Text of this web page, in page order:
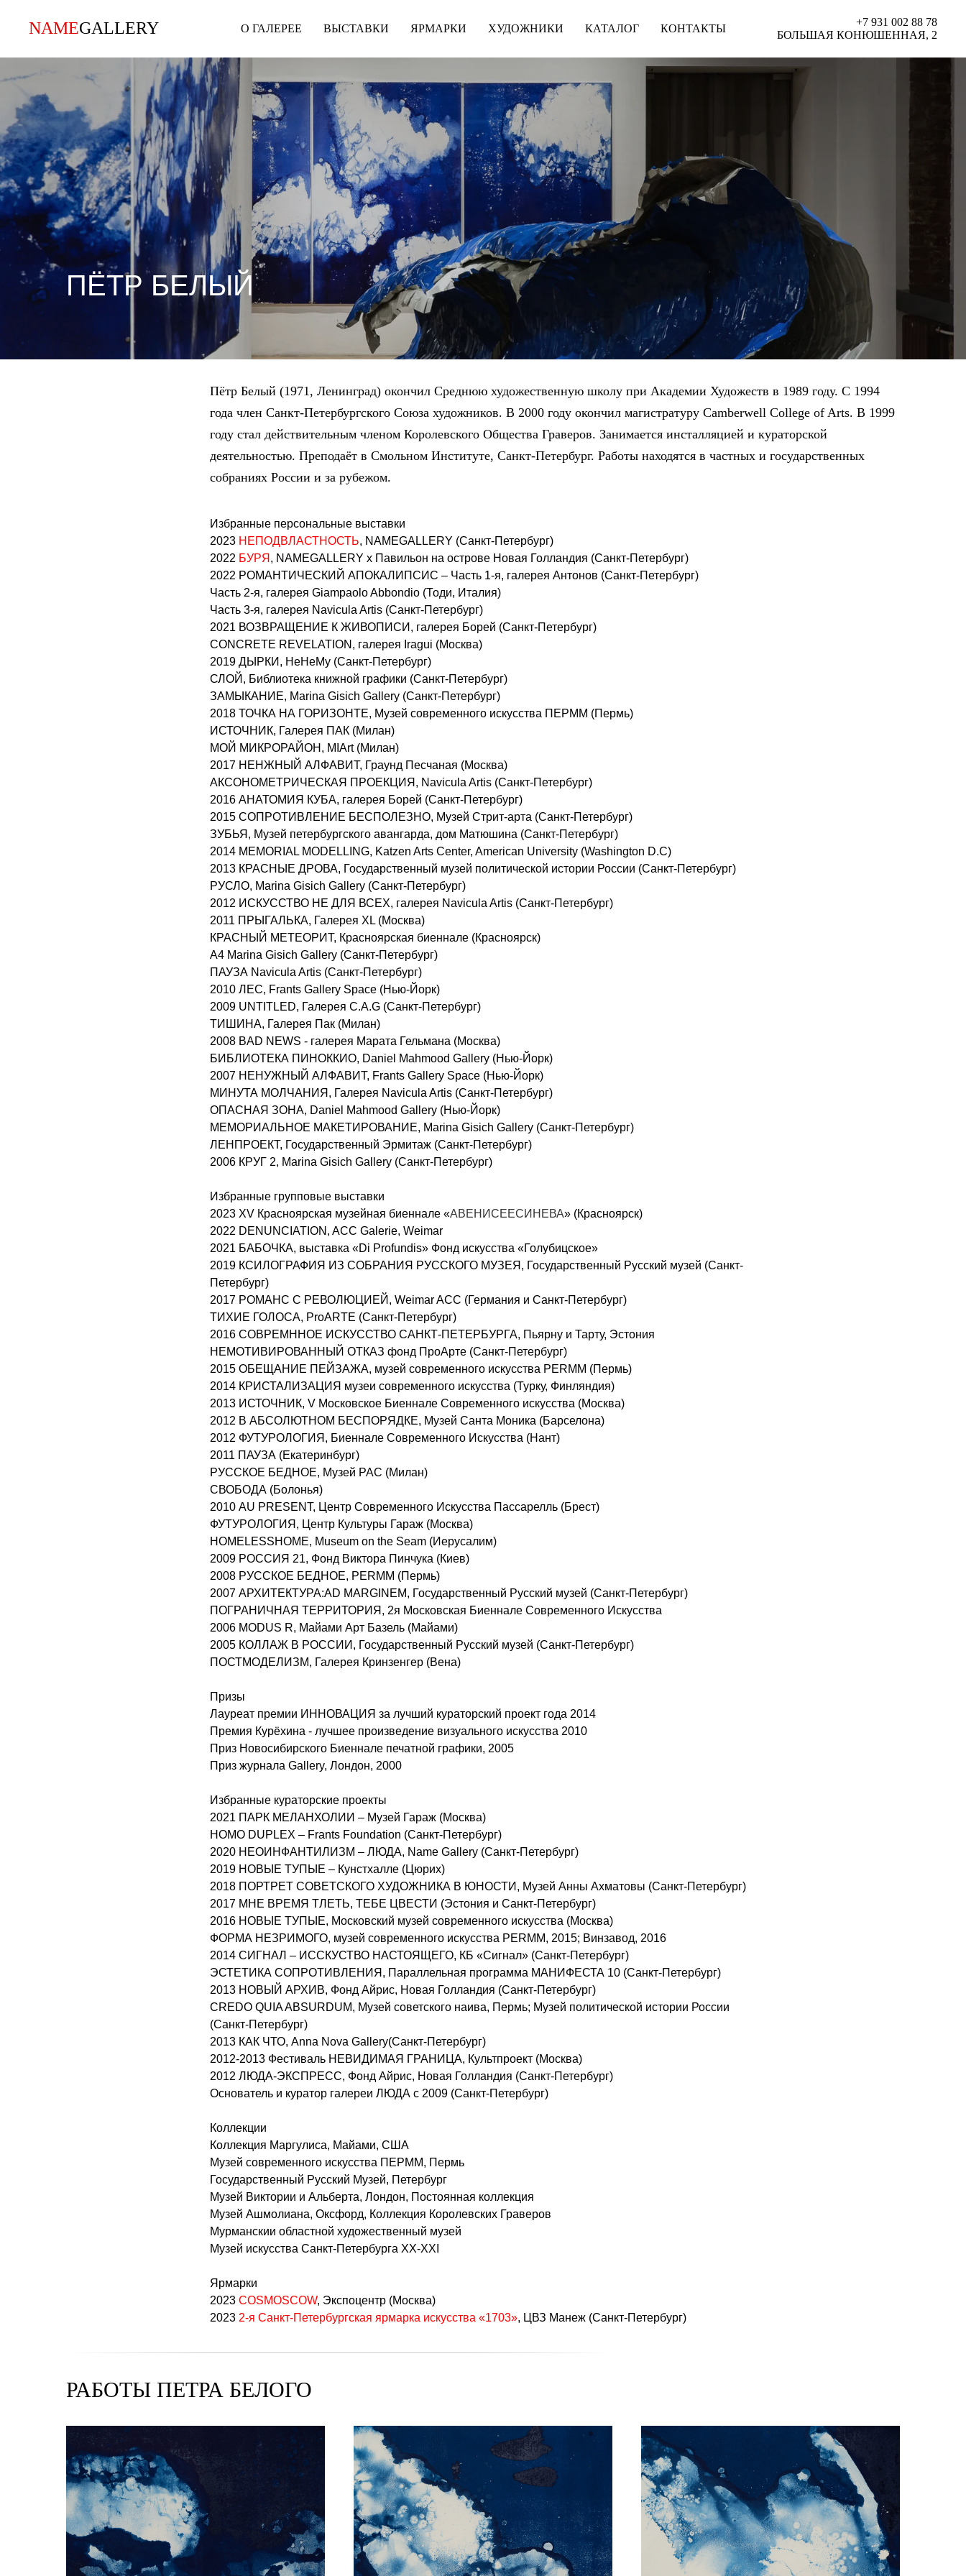
NAMEGALLERY О ГАЛЕРЕЕ ВЫСТАВКИ ЯРМАРКИ ХУДОЖНИКИ КАТАЛОГ КОНТАКТЫ
+7 931 002 88 78
БОЛЬШАЯ КОНЮШЕННАЯ, 2
NAMEGALLERY
ПЁТР БЕЛЫЙ
Пётр Белый (1971, Ленинград) окончил Среднюю художественную школу при Академии Художеств в 1989 году. С 1994
года член Санкт-Петербургского Союза художников. В 2000 году окончил магистратуру Camberwell College of Arts. В 1999
году стал действительным членом Королевского Общества Граверов. Занимается инсталляцией и кураторской
деятельностью. Преподаёт в Смольном Институте, Санкт-Петербург. Работы находятся в частных и государственных
собраниях России и за рубежом.
Избранные персональные выставки
2023 НЕПОДВЛАСТНОСТЬ, NAMEGALLERY (Санкт-Петербург)
2022 БУРЯ , NAMEGALLERY x Павильон на острове Новая Голландия (Санкт-Петербург)
2022 РОМАНТИЧЕСКИЙ АПОКАЛИПСИС – Часть 1-я, галерея Антонов (Санкт-Петербург)
Часть 2-я, галерея Giampaolo Abbondio (Тоди, Италия)
Часть 3-я, галерея Navicula Artis (Санкт-Петербург)
2021 ВОЗВРАЩЕНИЕ К ЖИВОПИСИ, галерея Борей (Санкт-Петербург)
CONCRETE REVELATION, галерея Iragui (Москва)
2019 ДЫРКИ, НеНеМу (Санкт-Петербург)
СЛОЙ, Библиотека книжной графики (Санкт-Петербург)
ЗАМЫКАНИЕ, Marina Gisich Gallery (Санкт-Петербург)
2018 ТОЧКА НА ГОРИЗОНТЕ, Музей современного искусства ПЕРММ (Пермь)
ИСТОЧНИК, Галерея ПАК (Милан)
МОЙ МИКРОРАЙОН, MIArt (Милан)
2017 НЕНЖНЫЙ АЛФАВИТ, Граунд Песчаная (Москва)
АКСОНОМЕТРИЧЕСКАЯ ПРОЕКЦИЯ, Navicula Artis (Санкт-Петербург)
2016 АНАТОМИЯ КУБА, галерея Борей (Санкт-Петербург)
2015 СОПРОТИВЛЕНИЕ БЕСПОЛЕЗНО, Музей Стрит-арта (Санкт-Петербург)
ЗУБЬЯ, Музей петербургского авангарда, дом Матюшина (Санкт-Петербург)
2014 MEMORIAL MODELLING, Katzen Arts Center, American University (Washington D.C)
2013 КРАСНЫЕ ДРОВА, Государственный музей политической истории России (Санкт-Петербург)
РУСЛО, Marina Gisich Gallery (Санкт-Петербург)
2012 ИСКУССТВО НЕ ДЛЯ ВСЕХ, галерея Navicula Artis (Санкт-Петербург)
2011 ПРЫГАЛЬКА, Галерея XL (Москва)
КРАСНЫЙ МЕТЕОРИТ, Красноярская биеннале (Красноярск)
А4 Marina Gisich Gallery (Санкт-Петербург)
ПАУЗА Navicula Artis (Санкт-Петербург)
2010 ЛЕС, Frants Gallery Space (Нью-Йорк)
2009 UNTITLED, Галерея C.A.G (Cанкт-Петербург)
ТИШИНА, Галерея Пак (Милан)
2008 BAD NEWS - галерея Марата Гельмана (Москва)
БИБЛИОТЕКА ПИНОККИО, Daniel Mahmood Gallery (Нью-Йорк)
2007 НЕНУЖНЫЙ АЛФАВИТ, Frants Gallery Space (Нью-Йорк)
МИНУТА МОЛЧАНИЯ, Галерея Navicula Artis (Санкт-Петербург)
ОПАСНАЯ ЗОНА, Daniel Mahmood Gallery (Нью-Йорк)
МЕМОРИАЛЬНОЕ МАКЕТИРОВАНИЕ, Marina Gisich Gallery (Санкт-Петербург)
ЛЕНПРОЕКТ, Государственный Эрмитаж (Санкт-Петербург)
2006 КРУГ 2, Marina Gisich Gallery (Санкт-Петербург)
Избранные групповые выставки
2023 XV Красноярская музейная биеннале «АВЕНИСЕЕСИНЕВА» (Красноярск)
2022 DENUNCIATION, ACC Galerie, Weimar
2021 БАБОЧКА, выставка «Di Profundis» Фонд искусства «Голубицское»
2019 КСИЛОГРАФИЯ ИЗ СОБРАНИЯ РУССКОГО МУЗЕЯ, Государственный Русский музей (Санкт-
Петербург)
2017 РОМАНС С РЕВОЛЮЦИЕЙ, Weimar ACC (Германия и Санкт-Петербург)
ТИХИЕ ГОЛОСА, ProARTE (Санкт-Петербург)
2016 СОВРЕМННОЕ ИСКУССТВО САНКТ-ПЕТЕРБУРГА, Пьярну и Тарту, Эстония
НЕМОТИВИРОВАННЫЙ ОТКАЗ фонд ПроАрте (Санкт-Петербург)
2015 ОБЕЩАНИЕ ПЕЙЗАЖА, музей современного искусства PERMM (Пермь)
2014 КРИСТАЛИЗАЦИЯ музеи современного искусства (Турку, Финляндия)
2013 ИСТОЧНИК, V Московское Биеннале Современного искусства (Москва)
2012 В АБСОЛЮТНОМ БЕСПОРЯДКЕ, Музей Санта Моника (Барселона)
2012 ФУТУРОЛОГИЯ, Биеннале Современного Искусства (Нант)
2011 ПАУЗА (Екатеринбург)
РУССКОЕ БЕДНОЕ, Музей PAC (Милан)
СВОБОДА (Болонья)
2010 AU PRESENT, Центр Современного Искусства Пассарелль (Брест)
ФУТУРОЛОГИЯ, Центр Культуры Гараж (Москва)
HOMELESSHOME, Museum on the Seam (Иерусалим)
2009 РОССИЯ 21, Фонд Виктора Пинчука (Киев)
2008 РУССКОЕ БЕДНОЕ, PERMM (Пермь)
2007 АРХИТЕКТУРА:AD MARGINEM, Государственный Русский музей (Санкт-Петербург)
ПОГРАНИЧНАЯ ТЕРРИТОРИЯ, 2я Московская Биеннале Современного Искусства
2006 MODUS R, Майами Арт Базель (Майами)
2005 КОЛЛАЖ В РОССИИ, Государственный Русский музей (Санкт-Петербург)
ПОСТМОДЕЛИЗМ, Галерея Кринзенгер (Вена)
Призы
Лауреат премии ИННОВАЦИЯ за лучший кураторский проект года 2014
Премия Курёхина - лучшее произведение визуального искусства 2010
Приз Новосибирского Биеннале печатной графики, 2005
Приз журнала Gallery, Лондон, 2000
Избранные кураторские проекты
2021 ПАРК МЕЛАНХОЛИИ – Музей Гараж (Москва)
HOMO DUPLEX – Frants Foundation (Санкт-Петербург)
2020 НЕОИНФАНТИЛИЗМ – ЛЮДА, Name Gallery (Санкт-Петербург)
2019 НОВЫЕ ТУПЫЕ – Кунстхалле (Цюрих)
2018 ПОРТРЕТ СОВЕТСКОГО ХУДОЖНИКА В ЮНОСТИ, Музей Анны Ахматовы (Санкт-Петербург)
2017 МНЕ ВРЕМЯ ТЛЕТЬ, ТЕБЕ ЦВЕСТИ (Эстония и Санкт-Петербург)
2016 НОВЫЕ ТУПЫЕ, Московский музей современного искусства (Москва)
ФОРМА НЕЗРИМОГО, музей современного искусства PERMM, 2015; Винзавод, 2016
2014 СИГНАЛ – ИССКУСТВО НАСТОЯЩЕГО, КБ «Сигнал» (Санкт-Петербург)
ЭСТЕТИКА СОПРОТИВЛЕНИЯ, Параллельная программа МАНИФЕСТА 10 (Санкт-Петербург)
2013 НОВЫЙ АРХИВ, Фонд Айрис, Новая Голландия (Санкт-Петербург)
CREDO QUIA ABSURDUM, Музей советского наива, Пермь; Музей политической истории России
(Санкт-Петербург)
2013 КАК ЧТО, Anna Nova Gallery(Санкт-Петербург)
2012-2013 Фестиваль НЕВИДИМАЯ ГРАНИЦА, Культпроект (Москва)
2012 ЛЮДА-ЭКСПРЕСС, Фонд Айрис, Новая Голландия (Санкт-Петербург)
Основатель и куратор галереи ЛЮДА с 2009 (Санкт-Петербург)
Коллекции
Коллекция Маргулиса, Майами, США
Музей современного искусства ПЕРММ, Пермь
Государственный Русский Музей, Петербург
Музей Виктории и Альберта, Лондон, Постоянная коллекция
Музей Ашмолиана, Оксфорд, Коллекция Королевских Граверов
Мурманскии областной художественный музей
Музей искусства Санкт-Петербурга ХХ-ХХI
Ярмарки
2023 COSMOSCOW, Экспоцентр (Москва)
2023 2-я Санкт-Петербургская ярмарка искусства «1703», ЦВЗ Манеж (Санкт-Петербург)
РАБОТЫ ПЕТРА БЕЛОГО